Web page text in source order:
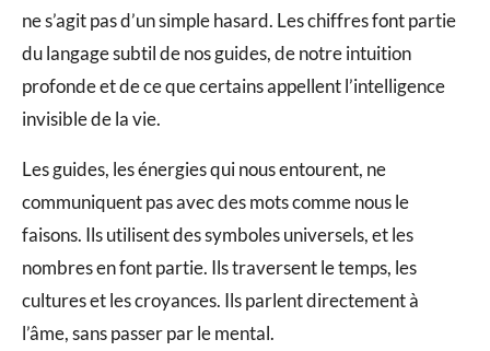
ne s’agit pas d’un simple hasard. Les chiffres font partie
du langage subtil de nos guides, de notre intuition
profonde et de ce que certains appellent l’intelligence
invisible de la vie.
Les guides, les énergies qui nous entourent, ne
communiquent pas avec des mots comme nous le
faisons. Ils utilisent des symboles universels, et les
nombres en font partie. Ils traversent le temps, les
cultures et les croyances. Ils parlent directement à
l’âme, sans passer par le mental.